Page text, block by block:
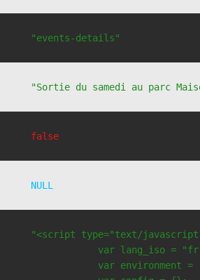
"events-details"
"Sortie du samedi au parc
false
NULL
"<script type="text/
var lang_iso =
var environment =